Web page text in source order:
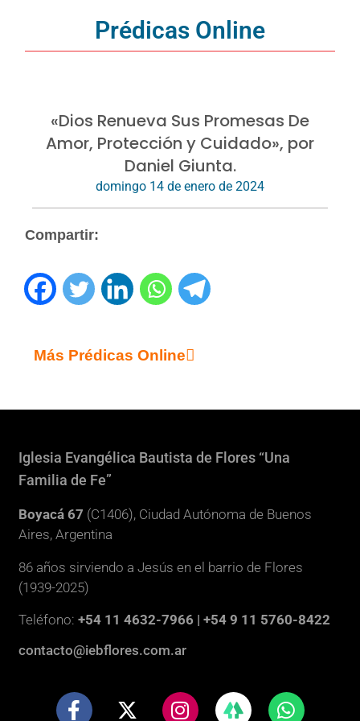
Prédicas Online
«Dios Renueva Sus Promesas De
Amor, Protección y Cuidado», por
Daniel Giunta.
domingo 14 de enero de 2024
Compartir:
Más Prédicas Online
Iglesia Evangélica Bautista de Flores “Una
Familia de Fe”
Boyacá 67 (C1406), Ciudad Autónoma de Buenos
Aires, Argentina
86 años sirviendo a Jesús en el barrio de Flores
(1939-2025)
Teléfono:+54 11 4632-7966 | +54 9 11 5760-8422
contacto@iebflores.com.ar
F
X
I
W